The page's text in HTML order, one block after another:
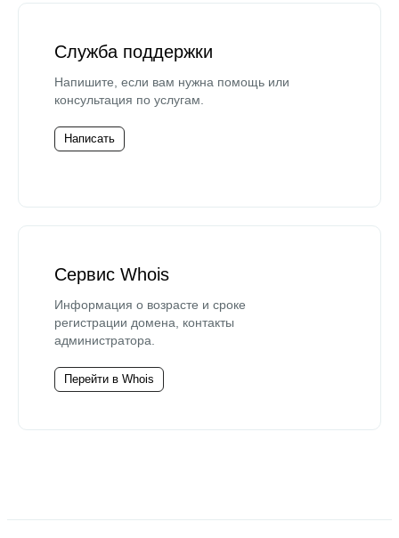
Служба поддержки
Напишите, если вам нужна помощь или
консультация по услугам.
Написать
Сервис Whois
Информация о возрасте и сроке
регистрации домена, контакты
администратора.
Перейти в Whois